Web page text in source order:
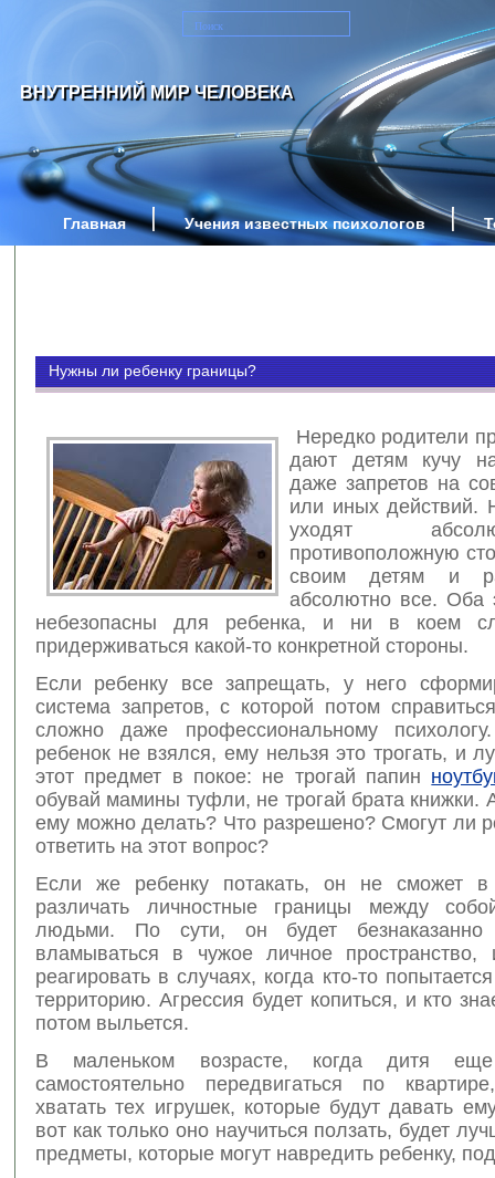
ВНУТРЕННИЙ МИР ЧЕЛОВЕКА
Главная Учения известных психологов
Нужны ли ребенку границы?
Нередко родители
дают детям кучу
даже запретов на
или иных действий.
уходят
противоположную
своим детям и
абсолютно все. Оба
небезопасны для ребенка, и ни в коем
придерживаться какой-то конкретной стороны.
Если ребенку все запрещать, у него
система запретов, с которой потом
сложно даже профессиональному
ребенок не взялся, ему нельзя это трогать, и
этот предмет в покое: не трогай папин
обувай мамины туфли, не трогай брата книжки.
ему можно делать? Что разрешено? Смогут ли
ответить на этот вопрос?
Если же ребенку потакать, он не сможет
различать личностные границы между
людьми. По сути, он будет
вламываться в чужое личное пространство,
реагировать в случаях, когда кто-то
территорию. Агрессия будет копиться, и кто
потом выльется.
В маленьком возрасте, когда дитя
самостоятельно передвигаться по
хватать тех игрушек, которые будут давать
вот как только оно научиться ползать, будет
предметы, которые могут навредить ребенку,